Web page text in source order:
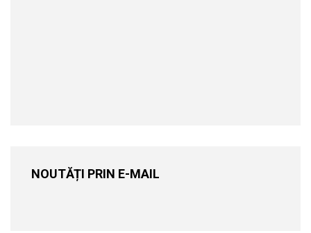
NOUTĂȚI PRIN E-MAIL